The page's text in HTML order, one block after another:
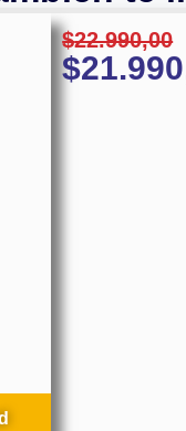
$22.990,00
$